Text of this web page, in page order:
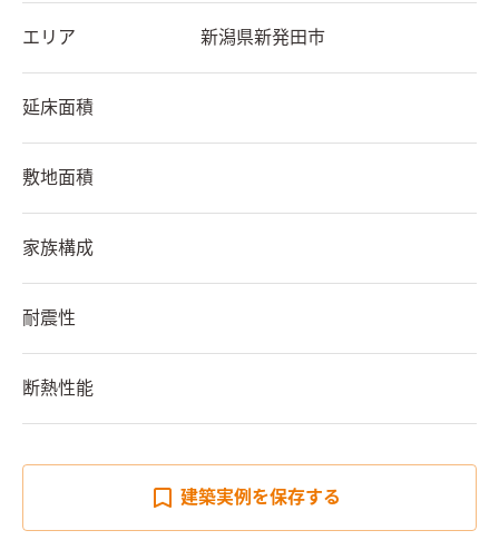
エリア 新潟県新発田市
延床面積
敷地面積
家族構成
耐震性
断熱性能
建築実例を保存する